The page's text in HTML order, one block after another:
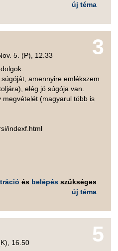
új téma
3
5. (P), 12.33
amennyire emlékszem
elég jó súgója van.
megvételét (magyarul több is
indexf.html
és belépés szükséges
új téma
5
16.50